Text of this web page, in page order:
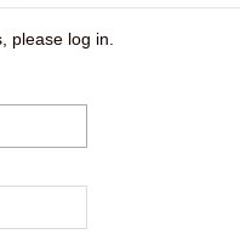
please log in.